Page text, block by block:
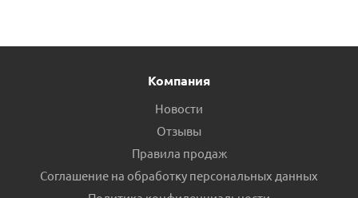
Компания
Новости
Отзывы
Правила продаж
Соглашение на обработку персональных данных